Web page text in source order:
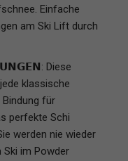
Einfache
am Ski Lift durch
Diese
klassische
Bindung für
perfekte Schi
werden nie wieder
Ski im Powder